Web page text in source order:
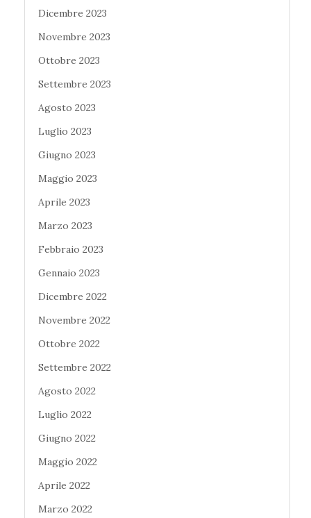
Dicembre 2023
Novembre 2023
Ottobre 2023
Settembre 2023
Agosto 2023
Luglio 2023
Giugno 2023
Maggio 2023
Aprile 2023
Marzo 2023
Febbraio 2023
Gennaio 2023
Dicembre 2022
Novembre 2022
Ottobre 2022
Settembre 2022
Agosto 2022
Luglio 2022
Giugno 2022
Maggio 2022
Aprile 2022
Marzo 2022